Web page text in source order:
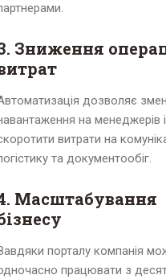
Зниження
дозволяє
на менеджерів і
витрати на
та документообіг.
Масштабування
порталу компанія
працювати з